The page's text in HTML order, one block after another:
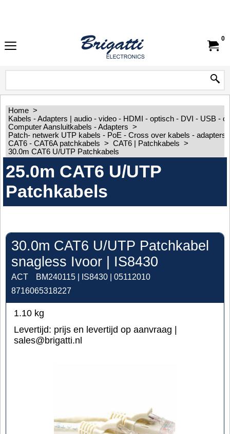
0
Home >
Kabels - Adapters | audio - video - HDMI - optisch - DVI - USB -
Computer Aansluitkabels - Adapters >
Patch- netwerk UTP kabels - PoE - Cross over kabels - adapters
CAT6 - CAT6A patchkabels > CAT6 | Patchkabels >
30.0m CAT6 U/UTP Patchkabels
25.0m CAT6 U/UTP
Patchkabels
30.0m CAT6 U/UTP Patchkabel
snagless Ivoor | IS8430
ACT
BM240115 | IS8430 | 05112010
8716065318227
1.10 kg
Levertijd: prijs en levertijd op aanvraag |
sales@brigatti.nl